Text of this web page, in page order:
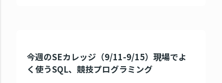
今週のSEカレッジ（9/11-9/15）現場でよ
く使うSQL、競技プログラミング